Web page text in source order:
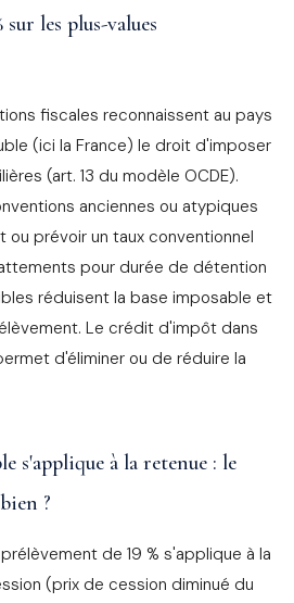
les plus-values
fiscales reconnaissent au pays
(ici la France) le droit d'imposer
(art. 13 du modèle OCDE).
anciennes ou atypiques
prévoir un taux conventionnel
pour durée de détention
réduisent la base imposable et
Le crédit d'impôt dans
d'éliminer ou de réduire la
s'applique à la retenue : le
?
de 19 % s'applique à la
(prix de cession diminué du